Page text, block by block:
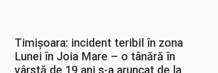
Timișoara: incident teribil în zona
Lunei în Joia Mare – o tânără în
vârstă de 19 ani s-a aruncat de la